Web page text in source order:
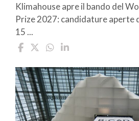
Klimahouse apre il bando del
Prize 2027: candidature aperte
15 ...